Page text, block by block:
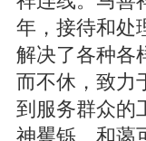
年，接待和处
解决了各种各
而不休，致力
到服务群众的
神矍铄、和蔼